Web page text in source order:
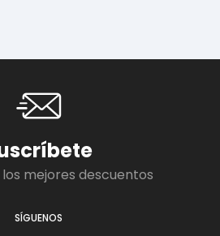
mejores descuentos
SÍGUENOS